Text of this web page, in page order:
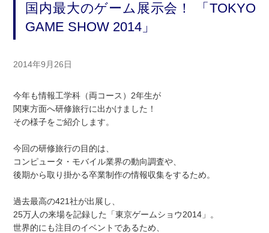
国内最大のゲーム展示会！ 「TOKYO
GAME SHOW 2014」
2014年9月26日
今年も情報工学科（両コース）2年生が
関東方面へ研修旅行に出かけました！
その様子をご紹介します。
今回の研修旅行の目的は、
コンピュータ・モバイル業界の動向調査や、
後期から取り掛かる卒業制作の情報収集をするため。
過去最高の421社が出展し、
25万人の来場を記録した「東京ゲームショウ2014」。
世界的にも注目のイベントであるため、